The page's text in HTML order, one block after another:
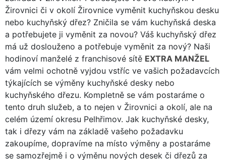
Žirovnici či v okolí Žirovnice vyměnit kuchyňskou desku
nebo kuchyňský dřez? Zničila se vám kuchyňská deska
a potřebujete ji vyměnit za novou? Váš kuchyňský dřez
má už doslouženo a potřebuje vyměnit za nový? Naši
hodinoví manželé z franchisové sítě EXTRA MANŽEL
vám velmi ochotně vyjdou vstříc ve vašich požadavcích
týkajících se výměny kuchyňské desky nebo
kuchyňského dřezu. Kompletně se vám postaráme o
tento druh služeb, a to nejen v Žirovnici a okolí, ale na
celém území okresu Pelhřimov. Jak kuchyňské desky,
tak i dřezy vám na základě vašeho požadavku
zakoupíme, dopravíme na místo výměny a postaráme
se samozřejmě i o výměnu nových desek či dřezů za